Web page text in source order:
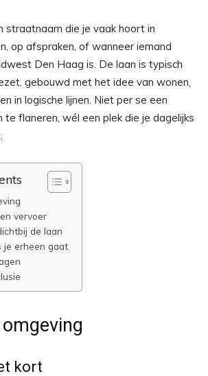
straatnaam die je vaak hoort in
op afspraken, of wanneer iemand
Den Haag is. De laan is typisch
gebouwd met het idee van wonen,
in logische lijnen. Niet per se een
te flaneren, wél een plek die je dagelijks
vervoer
de laan
je erheen gaat
kort